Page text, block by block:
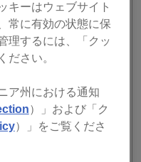
り換えるとBEAT FX
を修正
削除に時間がかかる
した後でWindowsに
曲が見つからないフ
キーはウェブサイト
常に有効の状態に保
理するには、「クッ
ださい。
ア州における通知
）」および「ク
）」をご覧くださ